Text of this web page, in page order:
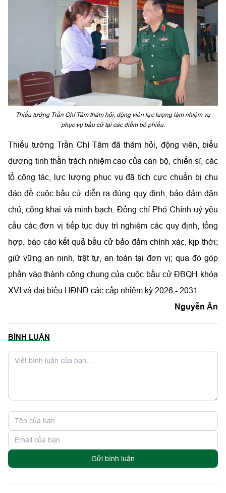
Thiếu tướng Trần Chí Tâm thăm hỏi, động viên lực lượng làm nhiệm vụ
phục vụ bầu cử tại các điểm bỏ phiếu.
Thiếu tướng Trần Chí Tâm đã thăm hỏi, động viên, biểu
dương tinh thần trách nhiệm cao của cán bộ, chiến sĩ, các
tổ công tác, lực lượng phục vụ đã tích cực chuẩn bị chu
đáo để cuộc bầu cử diễn ra đúng quy định, bảo đảm dân
chủ, công khai và minh bạch. Đồng chí Phó Chính uỷ yêu
cầu các đơn vị tiếp tục duy trì nghiêm các quy định, tổng
hợp, báo cáo kết quả bầu cử bảo đảm chính xác, kịp thời;
giữ vững an ninh, trật tự, an toàn tại đơn vị; qua đó góp
phần vào thành công chung của cuộc bầu cử ĐBQH khóa
XVI và đại biểu HĐND các cấp nhiệm kỳ 2026 - 2031.
Nguyễn Ân
BÌNH LUẬN
Gửi bình luận